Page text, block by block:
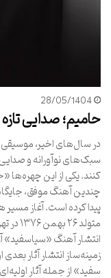
28/05/1404
حامیم؛ صدایی
در سال‌های اخیر،
سبک‌های نوآورانه و
کنند. یکی از این چهره‌ها
چندین آهنگ موفق،
پیدا کرده است. آغاز
انتشار آهنگ «سیاسفید»
زمینه‌ساز انتشار آثار
سفید» از جمله آثار